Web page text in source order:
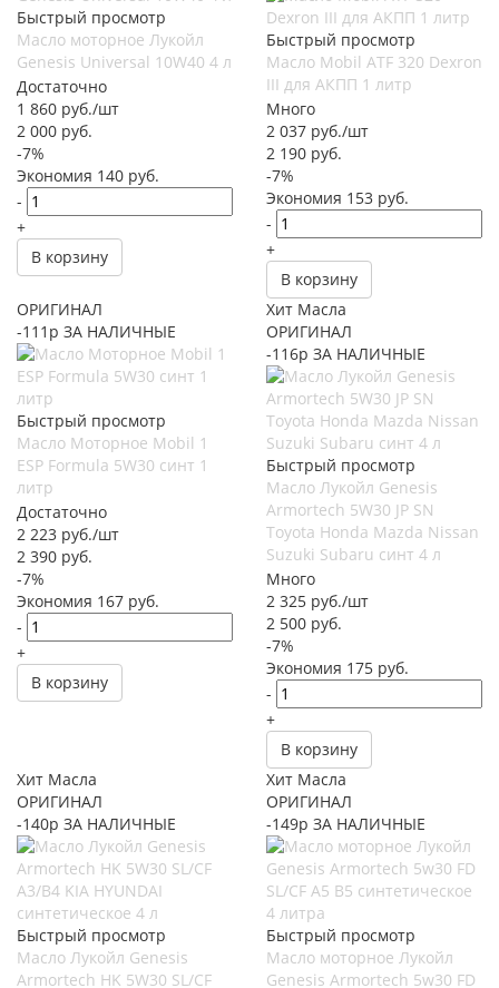
Быстрый просмотр
Масло моторное Лукойл
Genesis Universal 10W40 4 л
Достаточно
1 860 руб./шт
2 000 руб.
-7%
Экономия 140 руб.
-
+
В корзину
Быстрый просмотр
Масло Mobil ATF 320 Dexron
III для АКПП 1 литр
Много
2 037 руб./шт
2 190 руб.
-7%
Экономия 153 руб.
-
+
В корзину
ОРИГИНАЛ
-111р ЗА НАЛИЧНЫЕ
Быстрый просмотр
Масло Моторное Mobil 1
ESP Formula 5W30 синт 1
литр
Достаточно
2 223 руб./шт
2 390 руб.
-7%
Экономия 167 руб.
-
+
В корзину
Хит Масла
ОРИГИНАЛ
-116р ЗА НАЛИЧНЫЕ
Быстрый просмотр
Масло Лукойл Genesis
Armortech 5W30 JP SN
Toyota Honda Mazda Nissan
Suzuki Subaru синт 4 л
Много
2 325 руб./шт
2 500 руб.
-7%
Экономия 175 руб.
-
+
В корзину
Хит Масла
ОРИГИНАЛ
-140р ЗА НАЛИЧНЫЕ
Быстрый просмотр
Масло Лукойл Genesis
Armortech HK 5W30 SL/CF
Хит Масла
ОРИГИНАЛ
-149р ЗА НАЛИЧНЫЕ
Быстрый просмотр
Масло моторное Лукойл
Genesis Armortech 5w30 FD